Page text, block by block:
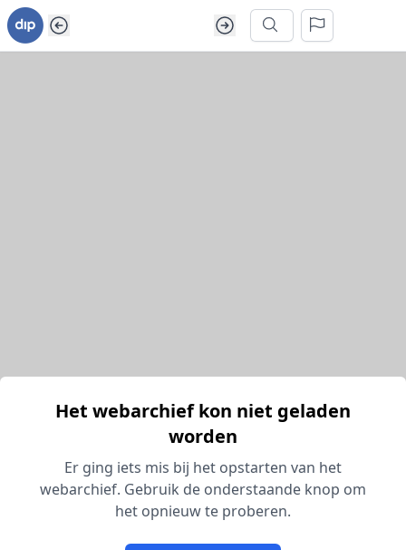
Ga naar inhoud van webarchief
Zoek in dit webarchief
Het webarchief kon niet geladen
worden
Er ging iets mis bij het opstarten van het
webarchief. Gebruik de onderstaande knop om
het opnieuw te proberen.